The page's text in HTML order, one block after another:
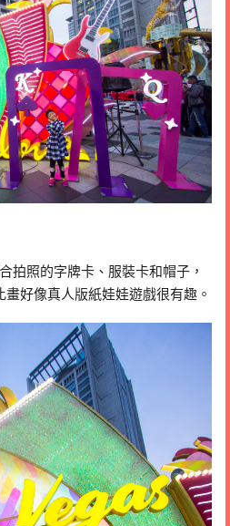
拍照的字牌卡、服裝卡和帽子，
好像真人版紙娃娃遊戲很有趣。